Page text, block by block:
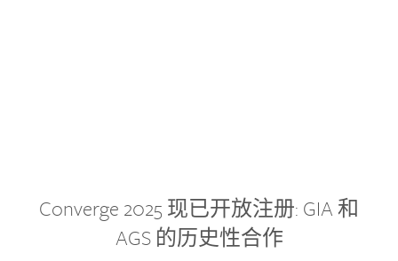
Converge 2025 现已开放注册: GIA 和
AGS 的历史性合作